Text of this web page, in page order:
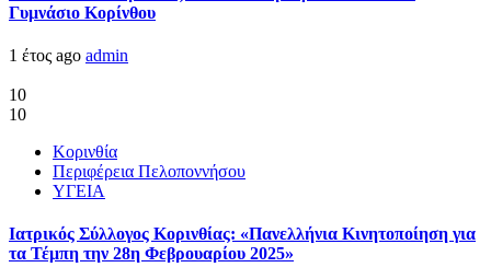
Γυμνάσιο Κορίνθου
1 έτος ago admin
10
10
Κορινθία
Περιφέρεια Πελοποννήσου
ΥΓΕΙΑ
Ιατρικός Σύλλογος Κορινθίας: «Πανελλήνια Κινητοποίηση για
τα Τέμπη την 28η Φεβρουαρίου 2025»